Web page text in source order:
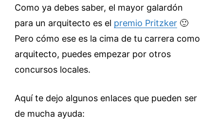
Como ya debes saber, el mayor galardón
para un arquitecto es el premio Pritzker 🙂
Pero cómo ese es la cima de tu carrera como
arquitecto, puedes empezar por otros
concursos locales.
Aquí te dejo algunos enlaces que pueden ser
de mucha ayuda: